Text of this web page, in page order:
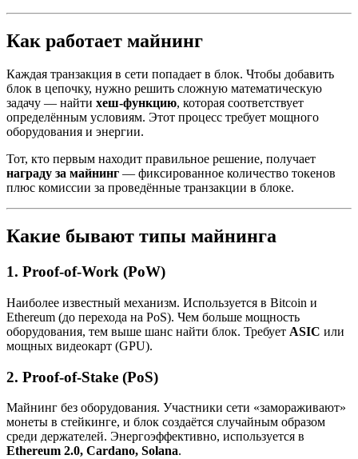
Как работает майнинг
Каждая транзакция в сети попадает в блок. Чтобы добавить
блок в цепочку, нужно решить сложную математическую
задачу — найти хеш-функцию, которая соответствует
определённым условиям. Этот процесс требует мощного
оборудования и энергии.
Тот, кто первым находит правильное решение, получает
награду за майнинг — фиксированное количество токенов
плюс комиссии за проведённые транзакции в блоке.
Какие бывают типы майнинга
1. Proof-of-Work (PoW)
Наиболее известный механизм. Используется в Bitcoin и
Ethereum (до перехода на PoS). Чем больше мощность
оборудования, тем выше шанс найти блок. Требует ASIC или
мощных видеокарт (GPU).
2. Proof-of-Stake (PoS)
Майнинг без оборудования. Участники сети «замораживают»
монеты в стейкинге, и блок создаётся случайным образом
среди держателей. Энергоэффективно, используется в
Ethereum 2.0, Cardano, Solana.